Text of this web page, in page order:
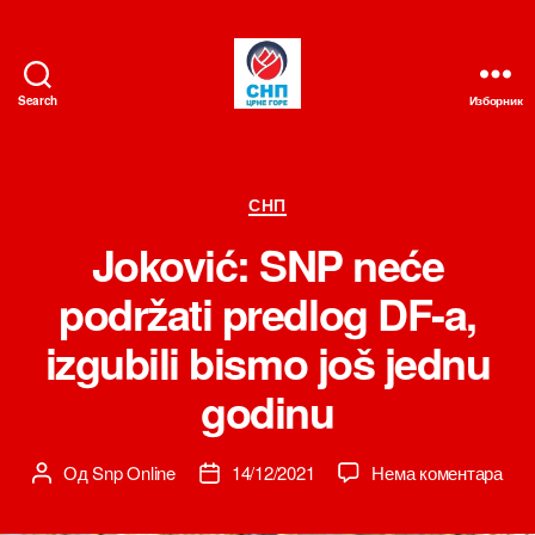
Search Изборник
Категорије
СНП
Joković: SNP neće
podržati predlog DF-a,
izgubili bismo još jednu
godinu
Аутор
ОдSnp Online
Датум14/12/2021 Нема коментарана